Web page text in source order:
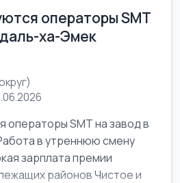
операторы SMT
ха-Эмек
SMT на завод в
в утреннюю смену
зарплата премии
районов Чистое и